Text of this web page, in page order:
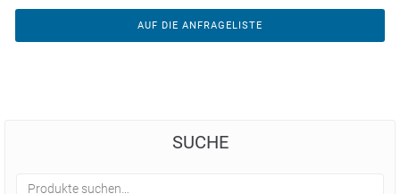
AUF DIE ANFRAGELISTE
SUCHE